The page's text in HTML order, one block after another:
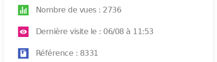
Nombre de vues : 2736
Dernière visite le : 06/08 à 11:53
Référence : 8331